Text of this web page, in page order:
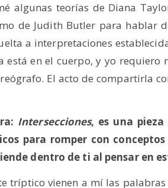
algunas teorías de Diana
de Judith Butler para hablar
a interpretaciones
está en el cuerpo, y yo
El acto de compartirla
Intersecciones, es una
para romper con
dentro de ti al pensar en
tríptico vienen a mí las palabras